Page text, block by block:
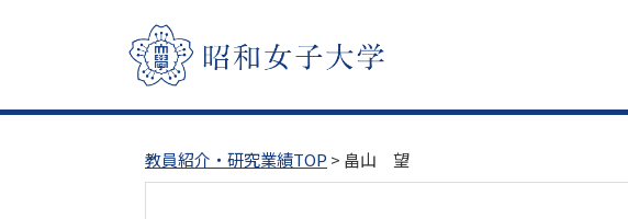
教員紹介・研究業績TOP > 畠山 望